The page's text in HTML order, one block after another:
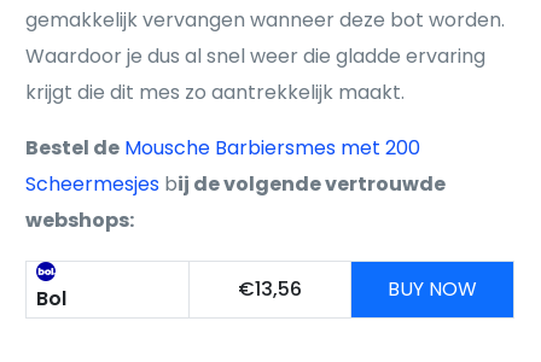
gemakkelijk vervangen wanneer deze bot worden.
Waardoor je dus al snel weer die gladde ervaring
krijgt die dit mes zo aantrekkelijk maakt.
Bestel de Mousche Barbiersmes met 200
Scheermesjes bij de volgende vertrouwde
webshops:
Bol €13,56 BUY NOW